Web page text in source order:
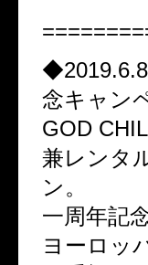
念キャン
GOD
兼レンタ
ン。
一周年記
ヨーロッ